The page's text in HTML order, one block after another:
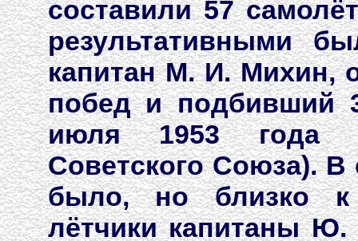
составили 57
результативными
капитан М. И. Михин,
побед и подбивший
июля 1953 года
Советского Союза). В
было, но близко
лётчики капитаны